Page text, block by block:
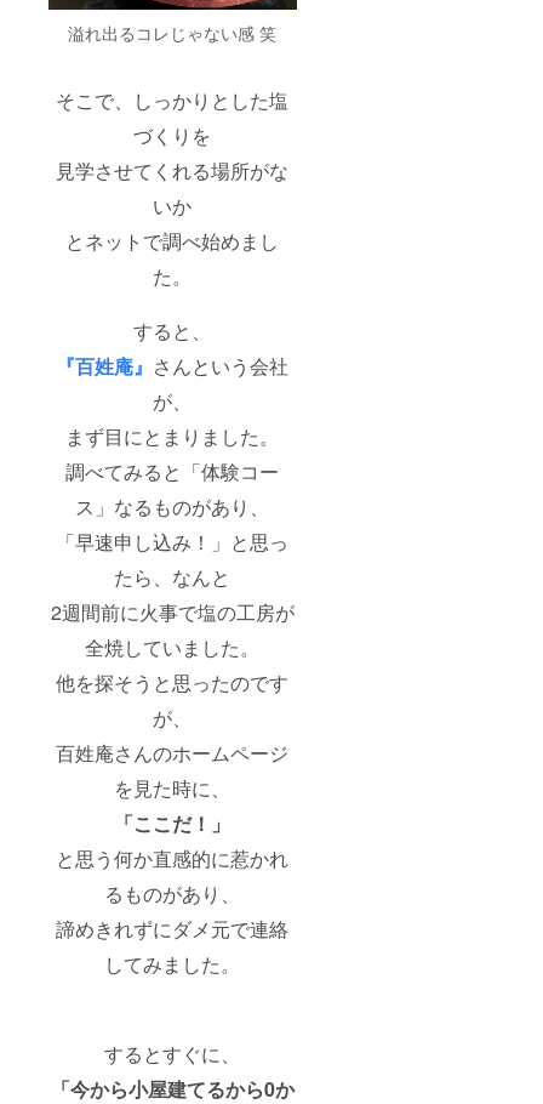
溢れ出るコレじゃない感 笑
そこで、しっかりとした塩
づくりを
見学させてくれる場所がな
いか
とネットで調べ始めまし
た。
すると、
『百姓庵』 さんという会社
が、
まず目にとまりました。
調べてみると「体験コー
ス」なるものがあり、
「早速申し込み！」と思っ
たら、なんと
2週間前に火事で塩の工房が
全焼していました。
他を探そうと思ったのです
が、
百姓庵さんのホームページ
を見た時に、
「ここだ！」
と思う何か直感的に惹かれ
るものがあり、
諦めきれずにダメ元で連絡
してみました。
するとすぐに、
「今から小屋建てるから0か